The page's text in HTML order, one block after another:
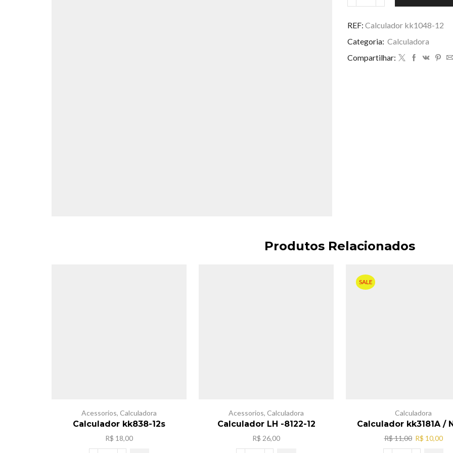
R$ 25,00.R$
12
REF: Calculador kk1048-12
Categoria: Calculadora
Compartilhar:
Produtos Relacionados
Acessorios, Calculadora
Calculador kk838-12s
R$ 18,00
Acessorios, Calculadora
Calculador LH -8122-12
R$ 26,00
SALE
Calculadora
Calculador kk3181A /
R$11,00 O
preço
R$ 10,00O